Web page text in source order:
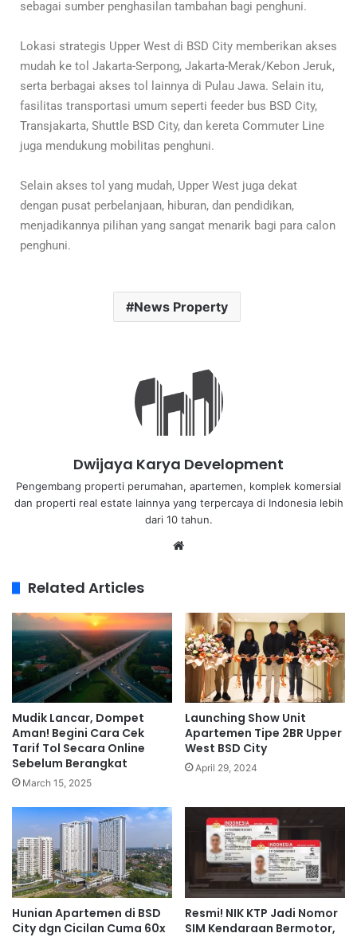
sebagai sumber penghasilan tambahan bagi penghuni.
Lokasi strategis Upper West di BSD City memberikan akses
mudah ke tol Jakarta-Serpong, Jakarta-Merak/Kebon Jeruk,
serta berbagai akses tol lainnya di Pulau Jawa. Selain itu,
fasilitas transportasi umum seperti feeder bus BSD City,
Transjakarta, Shuttle BSD City, dan kereta Commuter Line
juga mendukung mobilitas penghuni.
Selain akses tol yang mudah, Upper West juga dekat
dengan pusat perbelanjaan, hiburan, dan pendidikan,
menjadikannya pilihan yang sangat menarik bagi para calon
penghuni.
News Property
Dwijaya Karya Development
Pengembang properti perumahan, apartemen, komplek komersial
dan properti real estate lainnya yang terpercaya di Indonesia lebih
dari 10 tahun.
Related Articles
Mudik Lancar, Dompet
Aman! Begini Cara Cek
Tarif Tol Secara Online
Sebelum Berangkat
March 15, 2025
Launching Show Unit
Apartemen Tipe 2BR Upper
West BSD City
April 29, 2024
Hunian Apartemen di BSD
City dgn Cicilan Cuma 60x
Resmi! NIK KTP Jadi Nomor
SIM Kendaraan Bermotor,